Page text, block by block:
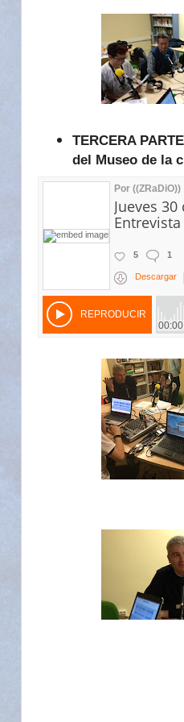
TERCERA
del Museo de la